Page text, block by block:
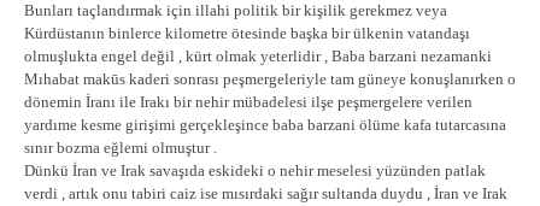
Bunları taçlandırmak için illahi politik bir kişilik gerekmez veya
Kürdüstanın binlerce kilometre ötesinde başka bir ülkenin vatandaşı
olmuşlukta engel değil , kürt olmak yeterlidir , Baba barzani nezamanki
Mıhabat makūs kaderi sonrası peşmergeleriyle tam güneye konuşlanırken o
dönemin İranı ile Irakı bir nehir mübadelesi ilşe peşmergelere verilen
yardıme kesme girişimi gerçekleşince baba barzani ölüme kafa tutarcasına
sınır bozma eğlemi olmuştur .
Dünkü İran ve Irak savaşıda eskideki o nehir meselesi yüzünden patlak
verdi , artık onu tabiri caiz ise mısırdaki sağır sultanda duydu , İran ve Irak